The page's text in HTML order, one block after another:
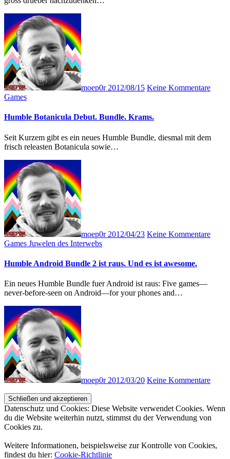
moep0r 2012/08/15 Keine Kommentare
Games
Humble Botanicula Debut. Bundle. Krams.
Seit Kurzem gibt es ein neues Humble Bundle, diesmal mit dem
frisch releasten Botanicula sowie…
moep0r 2012/04/23 Keine Kommentare
Games Juwelen des Interwebs
Humble Android Bundle 2 ist raus. Und es ist awesome.
Ein neues Humble Bundle fuer Android ist raus: Five games—
never-before-seen on Android—for your phones and…
moep0r 2012/03/20 Keine Kommentare
Datenschutz und Cookies: Diese Website verwendet Cookies. Wenn
du die Website weiterhin nutzt, stimmst du der Verwendung von
Cookies zu.
Weitere Informationen, beispielsweise zur Kontrolle von Cookies,
findest du hier: Cookie-Richtlinie